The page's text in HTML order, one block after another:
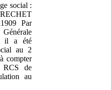
social :
Par
, il a été
au 2
compter
RCS de
au